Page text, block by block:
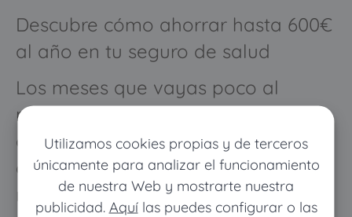
Utilizamos cookies propias y de terceros
únicamente para analizar el funcionamiento
de nuestra Web y mostrarte nuestra
publicidad. Aquílas puedes configurar o las
Descubre cómo ahorrar hasta 600€
al año en tu seguro de salud
Los meses que vayas poco al
médico pagarás muy poco, y
cuando vayas mucho pagarás
como con un seguro médico
normal